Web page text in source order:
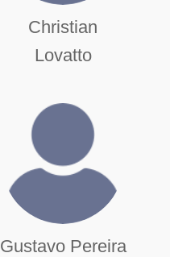
Christian
Lovatto
Gustavo Pereira